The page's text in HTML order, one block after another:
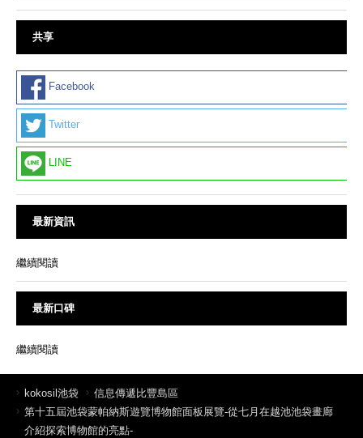
共享
Facebook
Twitter
LINE
最新資訊
繼續閱讀
最新口碑
繼續閱讀
kokosil池袋
信息傳遞比豐島區
第十五屆池袋蒙帕納斯遊覽博物館面板展覽-從七月在越池池袋畫廊
介紹探索博物館的亮點-